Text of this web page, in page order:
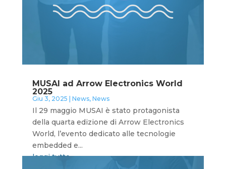
MUSAI ad Arrow Electronics World
2025
Giu 3, 2025 News, News
Il 29 maggio MUSAI è stato protagonista
della quarta edizione di Arrow Electronics
World, l’evento dedicato alle tecnologie
embedded e...
leggi tutto